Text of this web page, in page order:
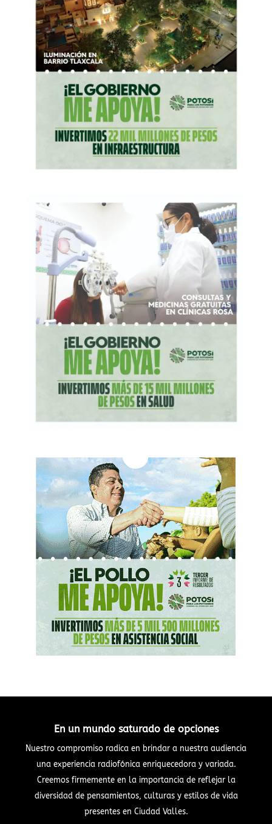
En un mundo saturado de opciones
Nuestro compromiso radica en brindar a nuestra audiencia
una experiencia radiofónica enriquecedora y variada.
Creemos firmemente en la importancia de reflejar la
diversidad de pensamientos, culturas y estilos de vida
presentes en Ciudad Valles.